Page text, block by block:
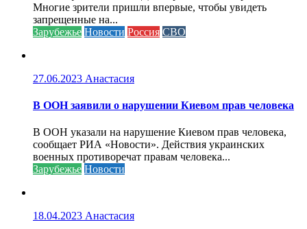
Многие зрители пришли впервые, чтобы увидеть
запрещенные на...
Зарубежье Новости Россия СВО
27.06.2023 Анастасия
В ООН заявили о нарушении Киевом прав человека
В ООН указали на нарушение Киевом прав человека,
сообщает РИА «Новости». Действия украинских
военных противоречат правам человека...
Зарубежье Новости
18.04.2023 Анастасия